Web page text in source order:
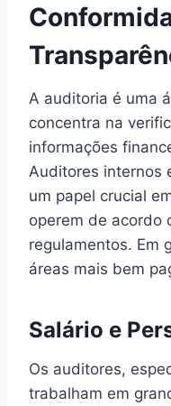
A auditoria é uma
concentra na
informações
Auditores internos
um papel crucial
operem de acordo
regulamentos. Em
áreas mais bem
Salário e
Os auditores,
trabalham em